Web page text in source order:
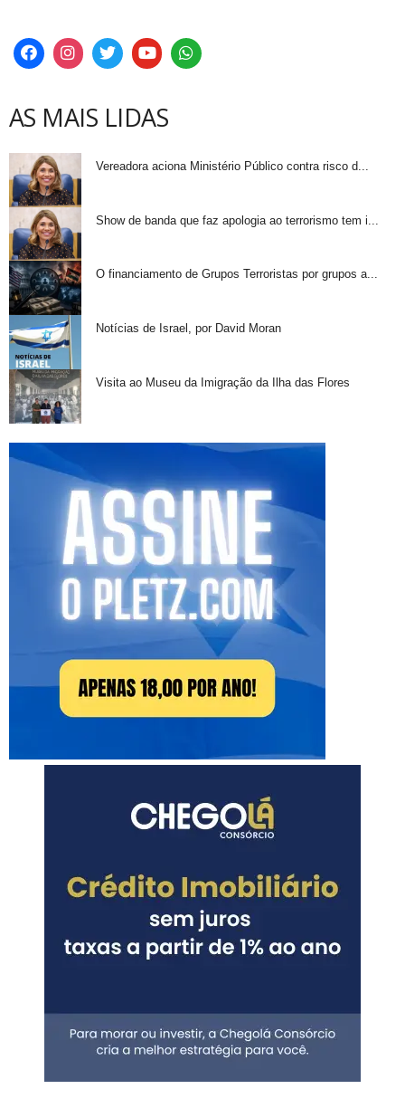
AS MAIS LIDAS
Vereadora aciona Ministério Público contra risco d...
Show de banda que faz apologia ao terrorismo tem i...
O financiamento de Grupos Terroristas por grupos a...
Notícias de Israel, por David Moran
Visita ao Museu da Imigração da Ilha das Flores